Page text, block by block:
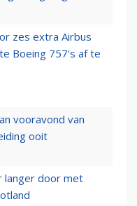
zes extra Airbus
Boeing 757's af te
vooravond van
ooit
langer door met